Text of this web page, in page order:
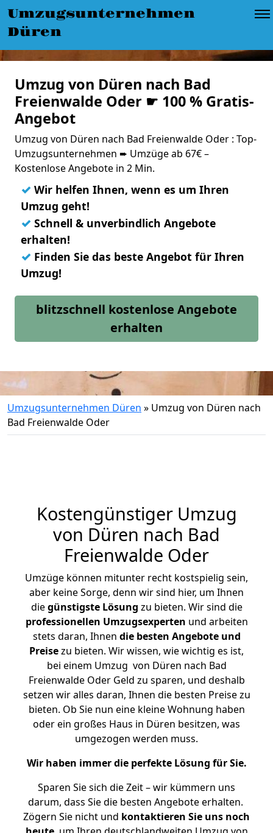
Umzugsunternehmen
Düren
Umzug von Düren nach Bad
Freienwalde Oder ☛ 100 % Gratis-
Angebot
Umzug von Düren nach Bad Freienwalde Oder : Top-
Umzugsunternehmen ➨ Umzüge ab 67€ –
Kostenlose Angebote in 2 Min.
✓ Wir helfen Ihnen, wenn es um Ihren
Umzug geht!
✓ Schnell & unverbindlich Angebote
erhalten!
✓ Finden Sie das beste Angebot für Ihren
Umzug!
blitzschnell kostenlose Angebote
erhalten
Umzugsunternehmen Düren » Umzug von Düren nach
Bad Freienwalde Oder
Kostengünstiger Umzug
von Düren nach Bad
Freienwalde Oder
Umzüge können mitunter recht kostspielig sein,
aber keine Sorge, denn wir sind hier, um Ihnen
diegünstigste Lösung zu bieten. Wir sind die
professionellen Umzugsexperten und arbeiten
stets daran, Ihnen die besten Angebote und
Preisezu bieten. Wir wissen, wie wichtig es ist,
bei einem Umzug von Düren nach Bad
Freienwalde Oder Geld zu sparen, und deshalb
setzen wir alles daran, Ihnen die besten Preise zu
bieten. Ob Sie nun eine kleine Wohnung haben
oder ein großes Haus in Düren besitzen, was
umgezogen werden muss.
Wir haben immer die perfekte Lösung für Sie.
Sparen Sie sich die Zeit – wir kümmern uns
darum, dass Sie die besten Angebote erhalten.
Zögern Sie nicht und kontaktieren Sie uns noch